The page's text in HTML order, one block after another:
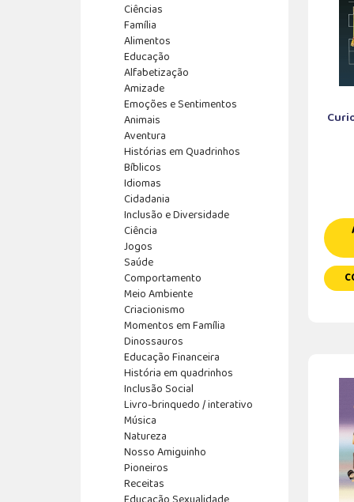
Ciências
Família
Alimentos
Educação
Alfabetização
Amizade
Emoções e Sentimentos
Animais
Aventura
Histórias em Quadrinhos
Bíblicos
Idiomas
Cidadania
Inclusão e Diversidade
Ciência
Jogos
Saúde
Comportamento
Meio Ambiente
Criacionismo
Momentos em Família
Dinossauros
Educação Financeira
História em quadrinhos
Inclusão Social
Livro-brinquedo / interativo
Música
Natureza
Nosso Amiguinho
Pioneiros
Receitas